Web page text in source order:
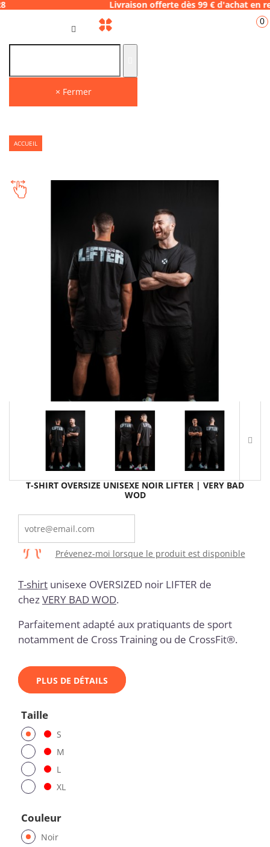
Livraison offerte dès 99 €
× Fermer
0
ACCUEIL
T-SHIRT OVERSIZE UNISEXE NOIR LIFTER | VERY BAD
WOD
Prévenez-moi lorsque le produit est disponible
T-shirt unisexe OVERSIZED noir LIFTER de
chezVERY BAD WOD.
Parfaitement adapté aux pratiquants de sport
notamment de Cross Training ou de CrossFit®.
PLUS DE DÉTAILS
Taille
S
M
L
XL
Couleur
Noir